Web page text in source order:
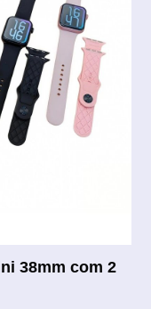
38mm com 2